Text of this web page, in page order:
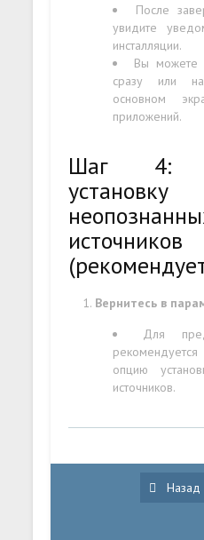
После
увидите
инсталляции.
Вы можете
сразу или
основном
приложений.
Шаг 4:
источников
Вернитесь в
Для
опцию
источников.
Назад